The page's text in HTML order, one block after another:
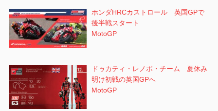
ホンダHRCカストロール 英国GPで
後半戦スタート
MotoGP
ドゥカティ・レノボ・チーム 夏休み
明け初戦の英国GPへ
MotoGP